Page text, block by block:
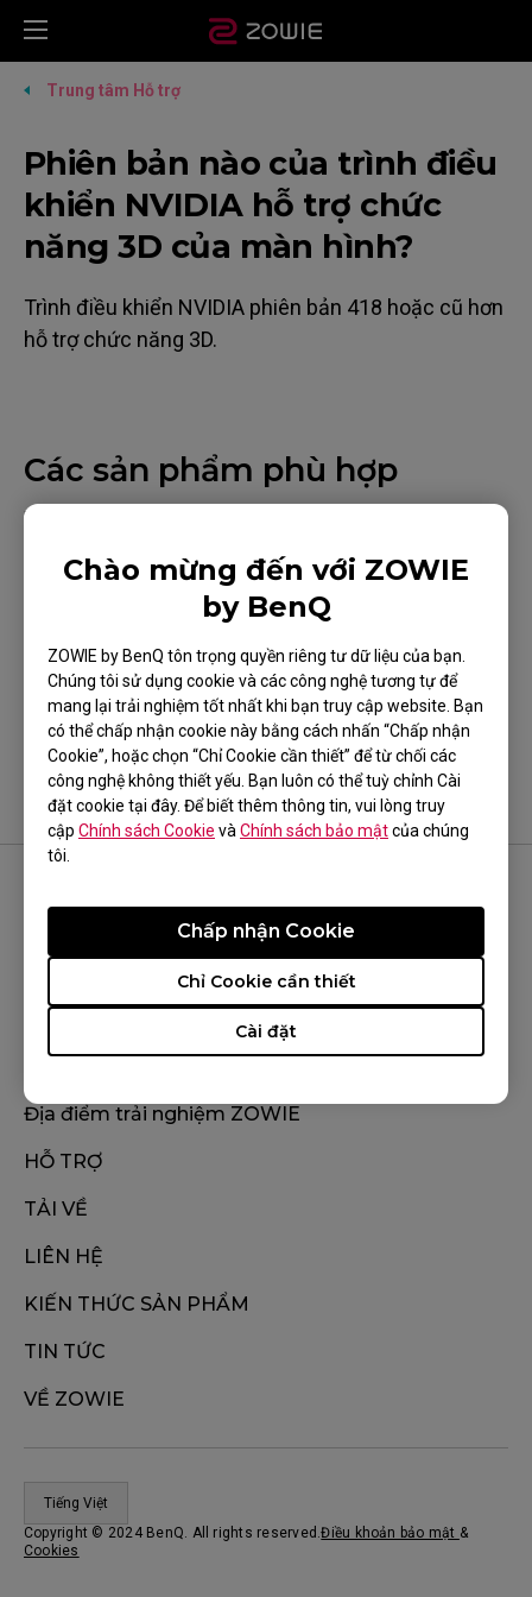
Chào mừng đến với ZOWIE
by BenQ
ZOWIE by BenQ tôn trọng quyền riêng tư dữ liệu của bạn.
Chúng tôi sử dụng cookie và các công nghệ tương tự để
mang lại trải nghiệm tốt nhất khi bạn truy cập website. Bạn
có thể chấp nhận cookie này bằng cách nhấn “Chấp nhận
Cookie”, hoặc chọn “Chỉ Cookie cần thiết” để từ chối các
công nghệ không thiết yếu. Bạn luôn có thể tuỳ chỉnh Cài
đặt cookie tại đây. Để biết thêm thông tin, vui lòng truy
cập Chính sách Cookie và Chính sách bảo mậtcủa chúng
tôi.
Cài đặt
Chỉ Cookie cần thiết
Chấp nhận Cookie
Trung tâm Hỗ trợ
Phiên bản nào của trình điều
khiển NVIDIA hỗ trợ chức
năng 3D của màn hình?
Trình điều khiển NVIDIA phiên bản 418 hoặc cũ hơn
hỗ trợ chức năng 3D.
Các sản phẩm phù hợp
XL2411 (24"), XL2411P (24"), XL2720 (27")
Điều này có hữu ích?
Có Không
THEO DÕI ZOWIE
Địa điểm trải nghiệm ZOWIE
HỖ TRỢ
TẢI VỀ
LIÊN HỆ
KIẾN THỨC SẢN PHẨM
TIN TỨC
VỀ ZOWIE
Tiếng Việt
Copyright © 2024 BenQ. All rights reserved.Điều khoản bảo mật &
Cookies